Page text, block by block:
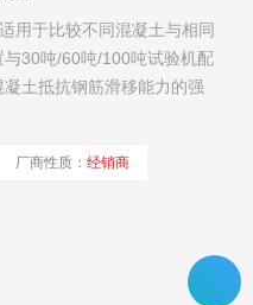
用于比较不同混凝土与相同
与30吨/60吨/100吨试验机配
混凝土抵抗钢筋滑移能力的强
厂商性质：经销商